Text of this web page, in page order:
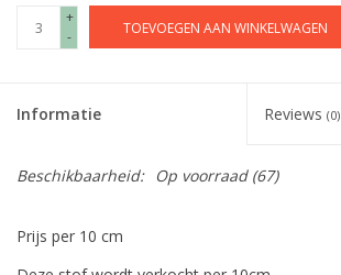
+
-
TOEVOEGEN AAN WINKELWAGEN
Informatie Reviews (0)
Beschikbaarheid: Op voorraad(67)
Prijs per 10 cm